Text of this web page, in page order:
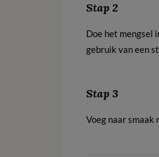
Stap 2
Doe het mengsel
gebruik van een
Stap 3
Voeg naar smaak